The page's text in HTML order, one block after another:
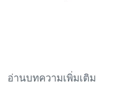
อ่านบทความเพิ่มเติม